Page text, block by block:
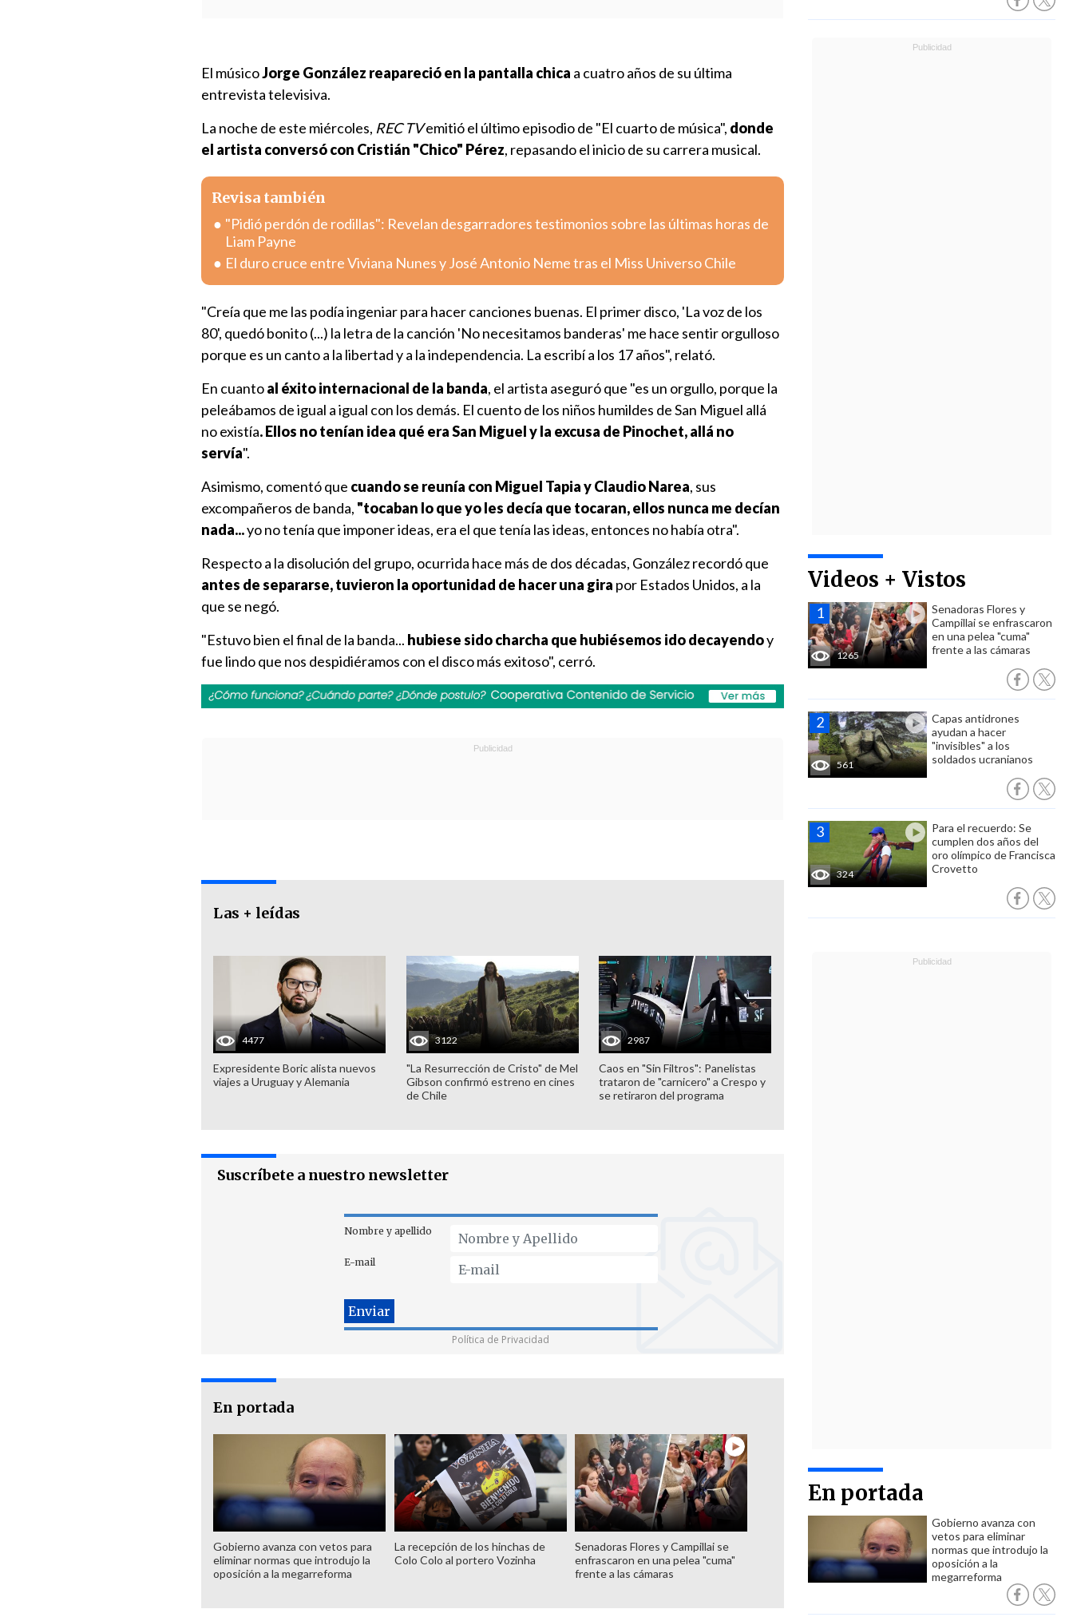
Videos + Vistos
1265
Senadoras Flores y
Campillai se enfrascaron
en una pelea "cuma"
frente a las cámaras
561
Capas antidrones
ayudan a hacer
"invisibles" a los
soldados ucranianos
324
Para el recuerdo: Se
cumplen dos años del
oro olímpico de Francisca
Crovetto
En portada
Gobierno avanza con
vetos para eliminar
normas que introdujo la
oposición a la
megarreforma
El músicoJorge González reapareció en la pantalla chica a cuatro años de su última
entrevista televisiva.
La noche de este miércoles, REC TVemitió el último episodio de "El cuarto de música", donde
el artista conversó con Cristián "Chico" Pérez, repasando el inicio de su carrera musical.
Revisa también
"Pidió perdón de rodillas": Revelan desgarradores testimonios sobre las últimas horas de
Liam Payne
El duro cruce entre Viviana Nunes y José Antonio Neme tras el Miss Universo Chile
"Creía que me las podía ingeniar para hacer canciones buenas. El primer disco, 'La voz de los
80', quedó bonito (...) la letra de la canción 'No necesitamos banderas' me hace sentir orgulloso
porque es un canto a la libertad y a la independencia. La escribí a los 17 años", relató.
En cuantoal éxito internacional de la banda, el artista aseguró que "es un orgullo, porque la
peleábamos de igual a igual con los demás. El cuento de los niños humildes de San Miguel allá
no existía. Ellos no tenían idea qué era San Miguel y la excusa de Pinochet, allá no
servía".
Asimismo, comentó que cuando se reunía con Miguel Tapia y Claudio Narea, sus
excompañeros de banda, "tocaban lo que yo les decía que tocaran, ellos nunca me decían
nada...yo no tenía que imponer ideas, era el que tenía las ideas, entonces no había otra".
Respecto a la disolución del grupo, ocurrida hace más de dos décadas, González recordó que
antes de separarse, tuvieron la oportunidad de hacer una gira por Estados Unidos, a la
que se negó.
"Estuvo bien el final de la banda... hubiese sido charcha que hubiésemos ido decayendoy
fue lindo que nos despidiéramos con el disco más exitoso", cerró.
Las + leídas
4477
Expresidente Boric alista nuevos
viajes a Uruguay y Alemania
3122
"La Resurrección de Cristo" de Mel
Gibson confirmó estreno en cines
de Chile
2987
Caos en "Sin Filtros": Panelistas
trataron de "carnicero" a Crespo y
se retiraron del programa
Suscríbete a nuestro newsletter
Nombre y apellido
E-mail
Política de Privacidad
En portada
Gobierno avanza con vetos para
eliminar normas que introdujo la
oposición a la megarreforma
La recepción de los hinchas de
Colo Colo al portero Vozinha
Senadoras Flores y Campillai se
enfrascaron en una pelea "cuma"
frente a las cámaras